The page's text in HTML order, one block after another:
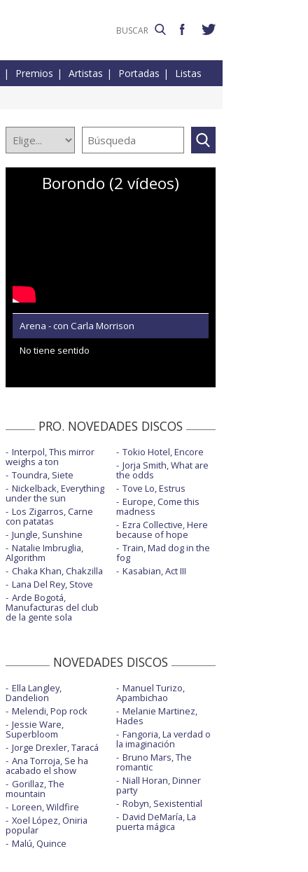
Premios Artistas Portadas Listas
Borondo (2 vídeos)
Arena - con Carla Morrison
No tiene sentido
PRO. NOVEDADES DISCOS
Interpol, This mirror
weighs a ton
Toundra, Siete
Nickelback, Everything
under the sun
Los Zigarros, Carne
con patatas
Jungle, Sunshine
Natalie Imbruglia,
Algorithm
Chaka Khan, Chakzilla
Lana Del Rey, Stove
Arde Bogotá,
Manufacturas del club
de la gente sola
Tokio Hotel, Encore
Jorja Smith, What are
the odds
Tove Lo, Estrus
Europe, Come this
madness
Ezra Collective, Here
because of hope
Train, Mad dog in the
fog
Kasabian, Act III
NOVEDADES DISCOS
Ella Langley,
Dandelion
Melendi, Pop rock
Jessie Ware,
Superbloom
Jorge Drexler, Taracá
Ana Torroja, Se ha
acabado el show
Gorillaz, The
mountain
Loreen, Wildfire
Xoel López, Oniria
popular
Malú, Quince
Manuel Turizo,
Apambichao
Melanie Martinez,
Hades
Fangoria, La verdad o
la imaginación
Bruno Mars, The
romantic
Niall Horan, Dinner
party
Robyn, Sexistential
David DeMaría, La
puerta mágica